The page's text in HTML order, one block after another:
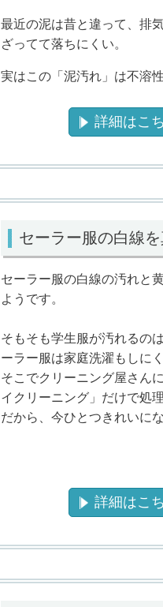
最近の泥は昔と違って、排
ざってて落ちにくい。
実はこの「泥汚れ」は不溶
詳細はこ
セーラー服の白線
セーラー服の白線の汚れと
ようです。
そもそも学生服が汚れるの
ーラー服は家庭洗濯もしにく
そこでクリーニング屋さん
イクリーニング」だけで処理
だから、今ひとつきれいに
詳細はこ